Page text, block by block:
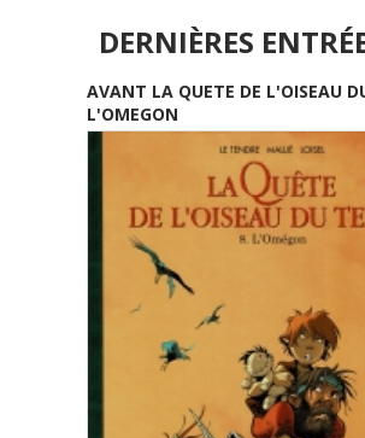
DERNIÈRES
AVANT LA QUETE DE L'OISEAU
L'OMEGON